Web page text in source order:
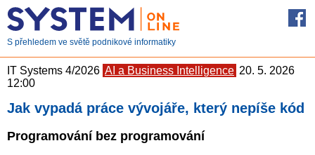
S přehledem ve světě podnikové informatiky
IT Systems 4/2026 AI a Business Intelligence 20. 5. 2026
12:00
Jak vypadá práce vývojáře, který nepíše kód
Programování bez programování